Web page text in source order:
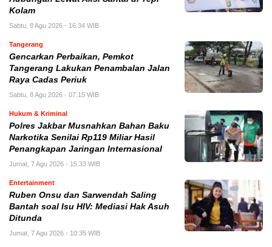
Kolam
Sabtu, 8 Agu 2026 - 16:34 WIB
Tangerang
Gencarkan Perbaikan, Pemkot
Tangerang Lakukan Penambalan Jalan
Raya Cadas Periuk
Sabtu, 8 Agu 2026 - 07:15 WIB
Hukum & Kriminal
Polres Jakbar Musnahkan Bahan Baku
Narkotika Senilai Rp119 Miliar Hasil
Penangkapan Jaringan Internasional
Jumat, 7 Agu 2026 - 15:33 WIB
Entertainment
Ruben Onsu dan Sarwendah Saling
Bantah soal Isu HIV: Mediasi Hak Asuh
Ditunda
Jumat, 7 Agu 2026 - 10:35 WIB